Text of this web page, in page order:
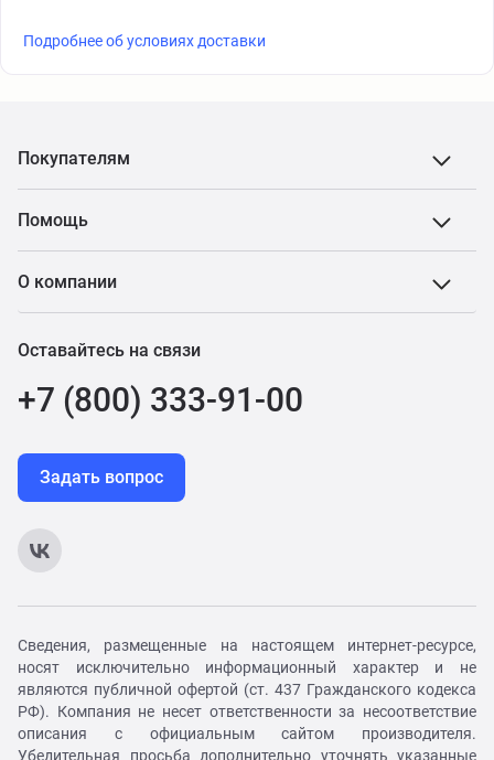
Подробнее об условиях доставки
Покупателям
Помощь
О компании
Оставайтесь на связи
+7 (800) 333-91-00
Задать вопрос
Сведения, размещенные на настоящем интернет-ресурсе,
носят исключительно информационный характер и не
являются публичной офертой (ст. 437 Гражданского кодекса
РФ). Компания не несет ответственности за несоответствие
описания с официальным сайтом производителя.
Убедительная просьба дополнительно уточнять указанные